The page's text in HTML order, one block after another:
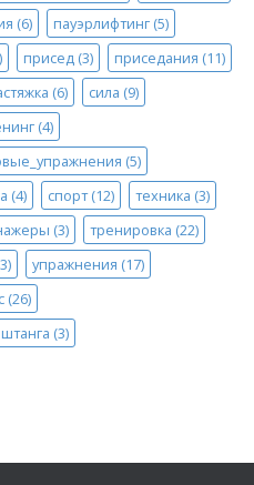
(6) пауэрлифтинг (5)
присед (3) приседания (11)
(6) сила (9)
(4)
(5)
(4) спорт(12) техника (3)
(3) тренировка (22)
упражнения (17)
(26)
штанга (3)